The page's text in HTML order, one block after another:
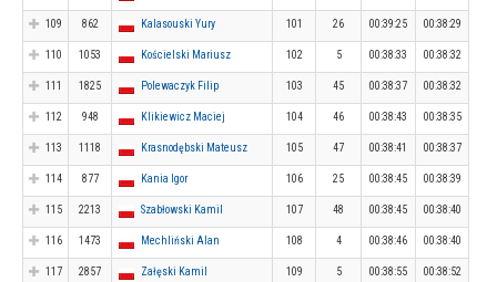
109 862 Kalasouski Yury 101 26 00:39:25 00:38:29
110 1053 Kościelski Mariusz 102 5 00:38:33 00:38:32
111 1825 Polewaczyk Filip 103 45 00:38:37 00:38:32
112 948 Klikiewicz Maciej 104 46 00:38:43 00:38:35
113 1118 Krasnodębski Mateusz 105 47 00:38:41 00:38:37
114 877 Kania Igor 106 25 00:38:45 00:38:39
115 2213 Szabłowski Kamil 107 48 00:38:45 00:38:40
116 1473 Mechliński Alan 108 4 00:38:46 00:38:40
117 2857 Załęski Kamil 109 5 00:38:55 00:38:52